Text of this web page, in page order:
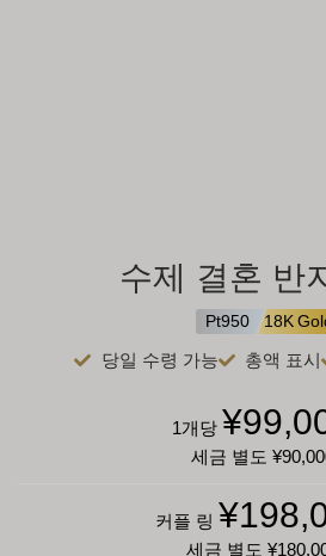
수제 결혼 반
Pt950 18K
당일 수령 가능 총액 표시
1개당
세금 별도
커플 링
세금 별도